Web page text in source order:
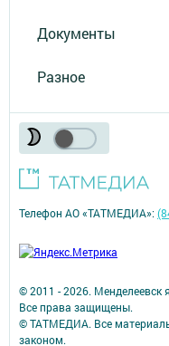
Документы
Разное
© 2011 - 2026. Менделеевск
Все права защищены.
© ТАТМЕДИА. Все
законом.
Телефон АО «ТАТМЕДИА»: